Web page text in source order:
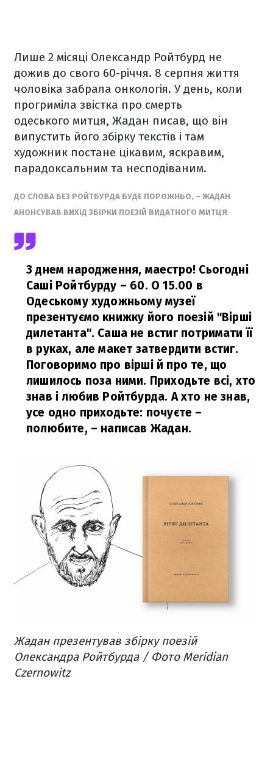
Лише 2 місяці Олександр Ройтбурд не
дожив до свого 60-річчя. 8 серпня життя
чоловіка забрала онкологія. У день, коли
прогриміла звістка про смерть
одеського митця, Жадан писав, що він
випустить його збірку текстів і там
художник постане цікавим, яскравим,
парадоксальним та несподіваним.
ДО СЛОВА БЕЗ РОЙТБУРДА БУДЕ ПОРОЖНЬО, – ЖАДАН
АНОНСУВАВ ВИХІД ЗБІРКИ ПОЕЗІЙ ВИДАТНОГО МИТЦЯ
З днем народження, маестро! Сьогодні
Саші Ройтбурду – 60. О 15.00 в
Одеському художньому музеї
презентуємо книжку його поезій "Вірші
дилетанта". Саша не встиг потримати її
в руках, але макет затвердити встиг.
Поговоримо про вірші й про те, що
лишилось поза ними. Приходьте всі, хто
знав і любив Ройтбурда. А хто не знав,
усе одно приходьте: почуєте –
полюбите, – написав Жадан.
Жадан презентував збірку поезій
Олександра Ройтбурда / Фото Meridian
Czernowitz